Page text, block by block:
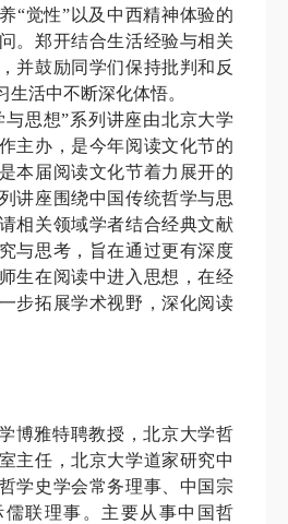
“觉性”以及中西精神体验的
。郑开结合生活经验与相关
并鼓励同学们保持批判和反
生活中不断深化体悟。
与思想”系列讲座由北京大学
主办，是今年阅读文化节的
本届阅读文化节着力展开的
讲座围绕中国传统哲学与思
相关领域学者结合经典文献
与思考，旨在通过更有深度
生在阅读中进入思想，在经
步拓展学术视野，深化阅读
博雅特聘教授，北京大学哲
主任，北京大学道家研究中
学史学会常务理事、中国宗
联理事。主要从事中国哲